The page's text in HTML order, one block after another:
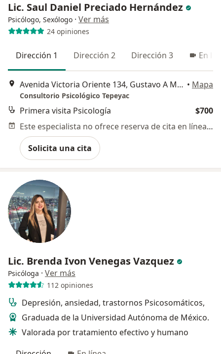
Lic. Saul Daniel Preciado Hernández
Psicólogo, Sexólogo · Ver más
24 opiniones
Dirección 1 Dirección 2 Dirección 3 En
Avenida Victoria Oriente 134, Gustavo A Madero • Mapa
Consultorio Psicológico Tepeyac
Primera visita Psicología
$700
Este especialista no ofrece reserva de cita en línea en esta dirección.
Solicita una cita
Lic. Brenda Ivon Venegas Vazquez
Psicóloga · Ver más
112 opiniones
Depresión, ansiedad, trastornos Psicosomáticos,
Graduada de la Universidad Autónoma de México.
Valorada por tratamiento efectivo y humano